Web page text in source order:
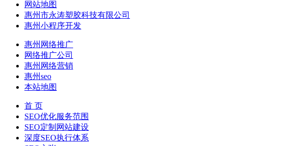
网站地图
惠州市永涛塑胶科技有限公司
惠州小程序开发
惠州网络推广
网络推广公司
惠州网络营销
惠州seo
本站地图
首 页
SEO优化服务范围
SEO定制网站建设
深度SEO执行体系